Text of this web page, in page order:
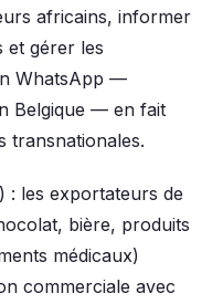
africains, informer
et gérer les
WhatsApp —
Belgique — en fait
transnationales.
les exportateurs de
bière, produits
médicaux)
commerciale avec